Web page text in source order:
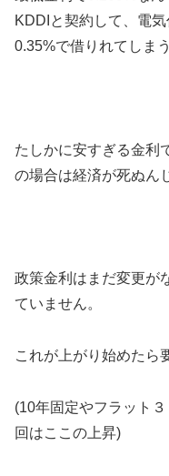
KDDIと契約して、電
0.35%で借りれてしま
たしかに安すぎる金利
の場合は経済が死ぬん
政策金利はまだ変更が
ていません。
これが上がり始めたら
(10年固定やフラット
回はここの上昇)